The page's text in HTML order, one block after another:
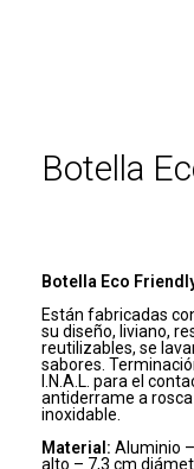
Botella
Botella Eco
Están fabricadas
su diseño, liviano,
reutilizables, se
sabores.
I.N.A.L. para el
antiderrame a rosca
inoxidable.
Material: Aluminio –
alto – 7,3 cm